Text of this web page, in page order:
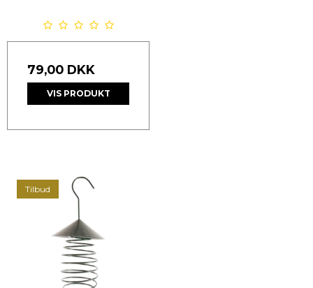
79,00 DKK
VIS PRODUKT
Tilbud